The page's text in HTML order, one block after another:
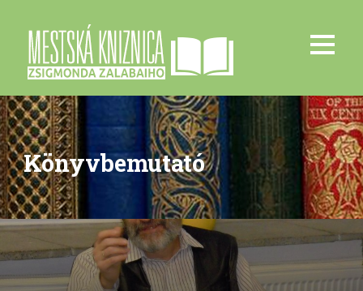
Könyvbemutató